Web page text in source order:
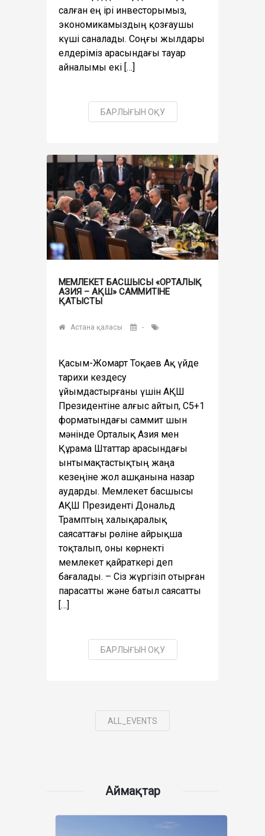
салған ең ірі инвесторымыз,
экономикамыздың қозғаушы
күші саналады. Соңғы жылдары
елдеріміз арасындағы тауар
айналымы екі […]
БАРЛЫҒЫН ОҚУ
МЕМЛЕКЕТ БАСШЫСЫ «ОРТАЛЫҚ
АЗИЯ – АҚШ» САММИТІНЕ
ҚАТЫСТЫ
Астана қаласы -
Қасым-Жомарт Тоқаев Ақ үйде
тарихи кездесу
ұйымдастырғаны үшін АҚШ
Президентіне алғыс айтып, С5+1
форматындағы саммит шын
мәнінде Орталық Азия мен
Құрама Штаттар арасындағы
ынтымақтастықтың жаңа
кезеңіне жол ашқанына назар
аударды. Мемлекет басшысы
АҚШ Президенті Дональд
Трамптың халықаралық
саясаттағы рөліне айрықша
тоқталып, оны көрнекті
мемлекет қайраткері деп
бағалады. – Сіз жүргізіп отырған
парасатты және батыл саясатты
[…]
БАРЛЫҒЫН ОҚУ
ALL_EVENTS
Аймақтар